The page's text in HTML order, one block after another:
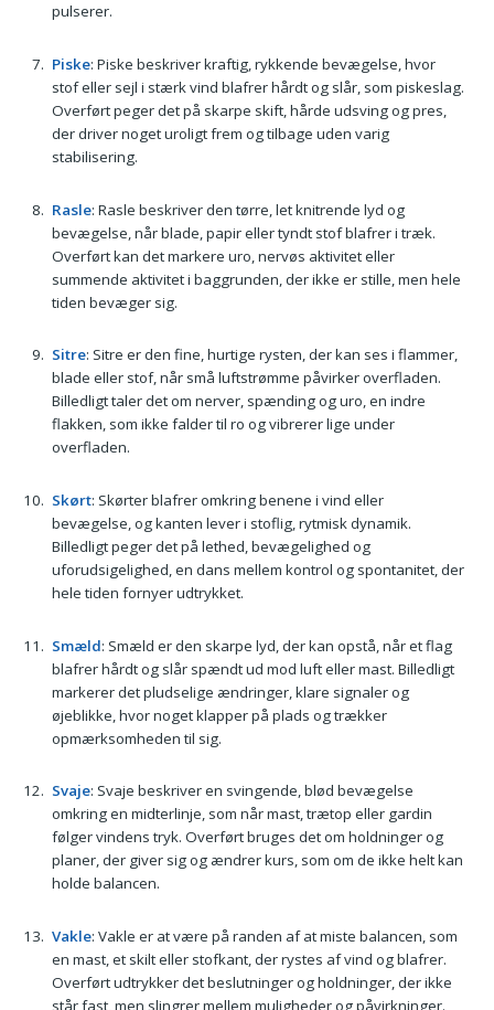
pulserer.
Piske: Piske beskriver kraftig, rykkende bevægelse, hvor
stof eller sejl i stærk vind blafrer hårdt og slår, som piskeslag.
Overført peger det på skarpe skift, hårde udsving og pres,
der driver noget uroligt frem og tilbage uden varig
stabilisering.
Rasle: Rasle beskriver den tørre, let knitrende lyd og
bevægelse, når blade, papir eller tyndt stof blafrer i træk.
Overført kan det markere uro, nervøs aktivitet eller
summende aktivitet i baggrunden, der ikke er stille, men hele
tiden bevæger sig.
Sitre: Sitre er den fine, hurtige rysten, der kan ses i flammer,
blade eller stof, når små luftstrømme påvirker overfladen.
Billedligt taler det om nerver, spænding og uro, en indre
flakken, som ikke falder til ro og vibrerer lige under
overfladen.
Skørt: Skørter blafrer omkring benene i vind eller
bevægelse, og kanten lever i stoflig, rytmisk dynamik.
Billedligt peger det på lethed, bevægelighed og
uforudsigelighed, en dans mellem kontrol og spontanitet, der
hele tiden fornyer udtrykket.
Smæld: Smæld er den skarpe lyd, der kan opstå, når et flag
blafrer hårdt og slår spændt ud mod luft eller mast. Billedligt
markerer det pludselige ændringer, klare signaler og
øjeblikke, hvor noget klapper på plads og trækker
opmærksomheden til sig.
Svaje: Svaje beskriver en svingende, blød bevægelse
omkring en midterlinje, som når mast, trætop eller gardin
følger vindens tryk. Overført bruges det om holdninger og
planer, der giver sig og ændrer kurs, som om de ikke helt kan
holde balancen.
Vakle: Vakle er at være på randen af at miste balancen, som
en mast, et skilt eller stofkant, der rystes af vind og blafrer.
Overført udtrykker det beslutninger og holdninger, der ikke
står fast, men slingrer mellem muligheder og påvirkninger.